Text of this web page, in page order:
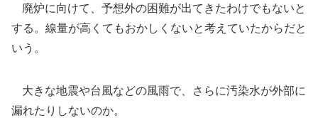
廃炉に向けて、予想外の困難が出てきたわけでもないと
する。線量が高くてもおかしくないと考えていたからだと
いう。
大きな地震や台風などの風雨で、さらに汚染水が外部に
漏れたりしないのか。